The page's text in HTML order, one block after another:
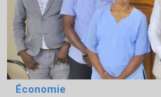
Économie